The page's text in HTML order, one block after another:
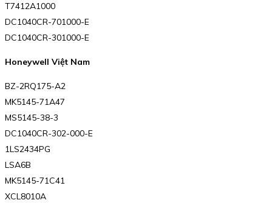
T7412A1000
DC1040CR-701000-E
DC1040CR-301000-E
Honeywell Việt Nam
BZ-2RQ175-A2
MK5145-71A47
MS5145-38-3
DC1040CR-302-000-E
1LS2434PG
LSA6B
MK5145-71C41
XCL8010A